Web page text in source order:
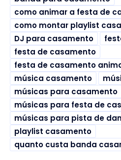
como animar a festa de
como montar playlist
DJ para casamento
festa de casamento
festa de casamento
música casamento
músicas para casamento
músicas para festa de
músicas para pista de
playlist casamento
quanto custa banda